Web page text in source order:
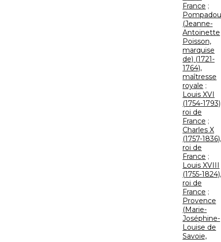
France ;
(Jeanne-
Antoinette
Poisson,
marquise
de) (1721-
1764),
maîtresse
royale ;
Louis XVI
(1754-
roi de
France ;
Charles X
(1757-1836),
roi de
France ;
Louis XVIII
(1755-1824),
roi de
France ;
Provence
(Marie-
Joséphine-
Louise de
Savoie,